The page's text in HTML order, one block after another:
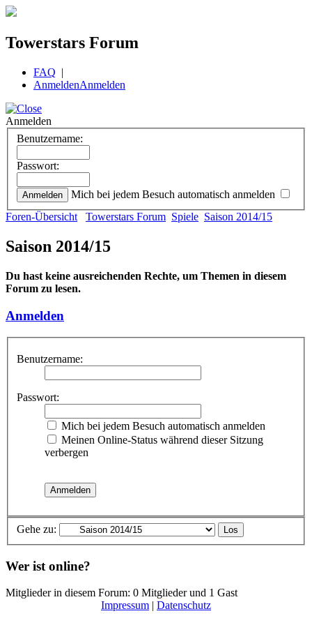
Towerstars Forum
FAQ |
AnmeldenAnmelden
Anmelden
Benutzername:
Passwort:
Mich bei jedem Besuch automatisch anmelden
Foren-Übersicht
Towerstars Forum Spiele Saison 2014/15
Saison 2014/15
Du hast keine ausreichenden Rechte, um Themen in diesem
Forum zu lesen.
Anmelden
Benutzername:
Passwort:
Mich bei jedem Besuch automatisch anmelden
Meinen Online-Status während dieser Sitzung
verbergen
Gehe zu:
Wer ist online?
Mitglieder in diesem Forum: 0 Mitglieder und 1 Gast
Impressum | Datenschutz